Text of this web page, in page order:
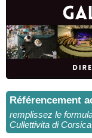
Référencement
remplissez le
Cullettivita di Corsica